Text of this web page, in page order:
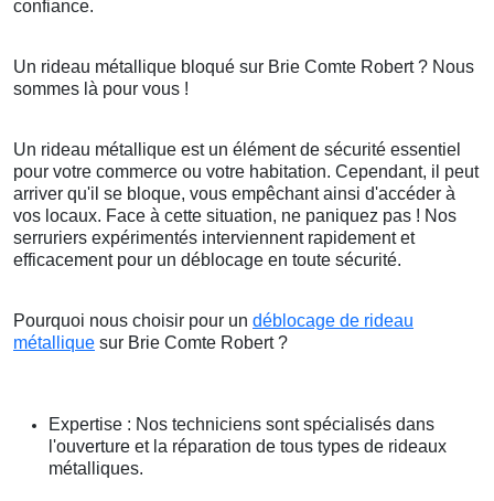
confiance.
Un rideau métallique bloqué sur Brie Comte Robert ? Nous
sommes là pour vous !
Un rideau métallique est un élément de sécurité essentiel
pour votre commerce ou votre habitation. Cependant, il peut
arriver qu'il se bloque, vous empêchant ainsi d'accéder à
vos locaux. Face à cette situation, ne paniquez pas ! Nos
serruriers expérimentés interviennent rapidement et
efficacement pour un déblocage en toute sécurité.
Pourquoi nous choisir pour un déblocage de rideau
métallique sur Brie Comte Robert ?
Expertise : Nos techniciens sont spécialisés dans
l'ouverture et la réparation de tous types de rideaux
métalliques.